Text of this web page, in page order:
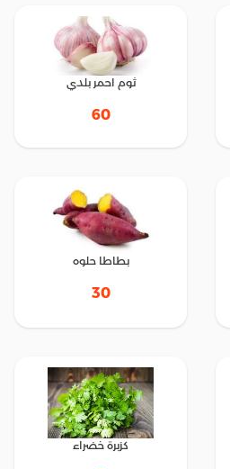
ثوم احمر بلدي
60
بطاطا حلوه
30
كزبرة خضراء